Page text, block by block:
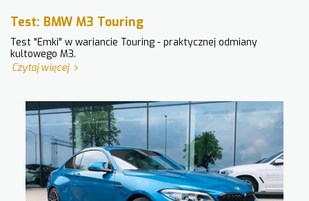
Test: BMW M3 Touring
Test "Emki" w wariancie Touring - praktycznej odmiany
kultowego M3.
Czytaj więcej